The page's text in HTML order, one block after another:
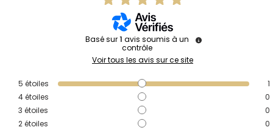
Basé sur1 avis soumis à un
contrôle
Voir tous les avis sur ce site
5 étoiles
1
4étoiles
0
3 étoiles
0
2étoiles
0